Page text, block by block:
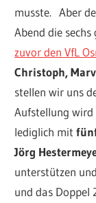
musste. Aber
Abend die
zuvor den VfL
Christoph,
stellen wir uns
Aufstellung wird
lediglich mit
Jörg
unterstützen
und das Doppel